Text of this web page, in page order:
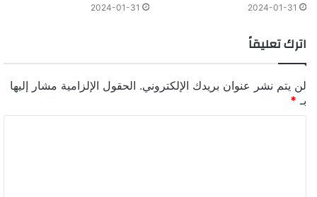
2024-01-31
2024-01-31
اترك تعليقاً
لن يتم نشر عنوان بريدك الإلكتروني. الحقول الإلزامية مشار إليها
بـ *